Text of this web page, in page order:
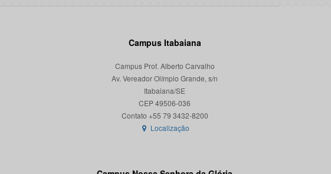
Campus Itabaiana
Campus Prof. Alberto Carvalho
Av. Vereador Olímpio Grande, s/n
Itabaiana/SE
CEP 49506-036
Localização